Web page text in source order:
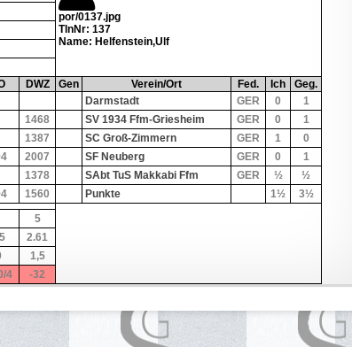
por/0137.jpg
TlnNr: 137
Name: Helfenstein,Ulf
DWZ Gen Verein/Ort Fed. Ich
Geg.
Darmstadt GER 0
1
1468 SV 1934 Ffm-Griesheim GER 0
1
1387 SC Groß-Zimmern GER 1
0
2007 SF Neuberg GER 0
1
1378 SAbt TuS Makkabi Ffm GER ½
½
1560 Punkte 1½
3½
5
2.61
1,5
4 -32